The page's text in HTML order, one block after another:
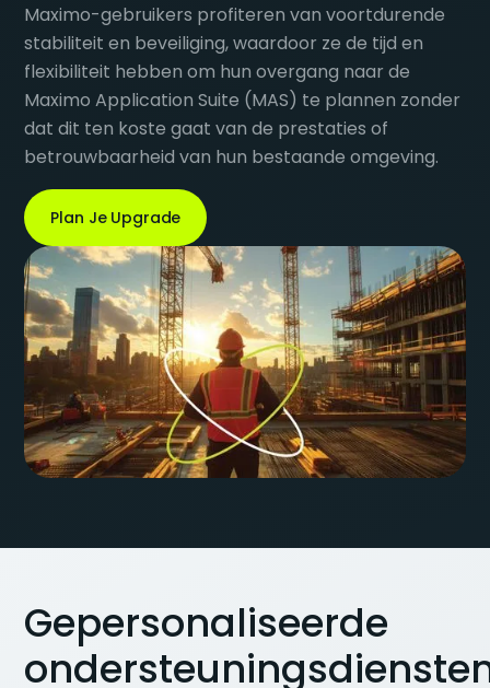
Maximo-gebruikers profiteren van voortdurende
stabiliteit en beveiliging, waardoor ze de tijd en
flexibiliteit hebben om hun overgang naar de
Maximo Application Suite (MAS) te plannen zonder
dat dit ten koste gaat van de prestaties of
betrouwbaarheid van hun bestaande omgeving.
Plan Je Upgrade
Gepersonaliseerde